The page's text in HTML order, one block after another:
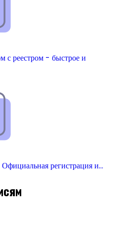
реестром - быстрое и
регистрация и…